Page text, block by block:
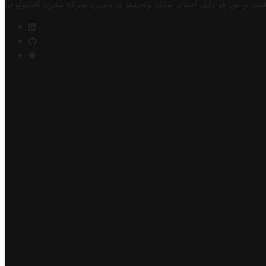
تونس هو دليل أعمال تملكه وتحتفظ به وتديره شركة مخزن التكنولوجيا